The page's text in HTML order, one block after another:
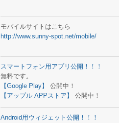
生物平年値 更新
予報士学習サイト OPEN！
専門天気図 追加
ラジオメーター輸入販売開始！
スマートフォン アプリ バージョンアップ
お天気パーツ 追加
モバイルサイトはこちら
http://www.sunny-spot.net/mobile/
スマートフォン用アプリ公開！！！
無料です。
【Google Play】
公開中！
【アップル APPストア】
公開中！
Android用ウィジェット公開！！！